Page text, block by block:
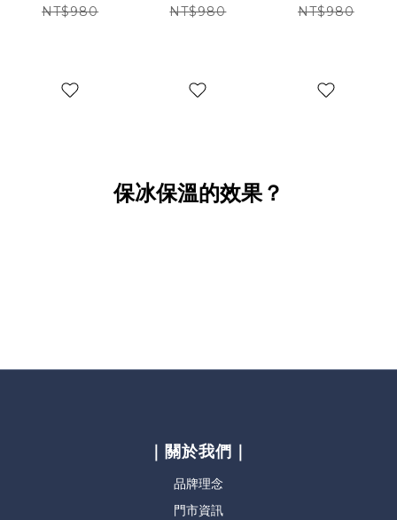
Tumbler
鋼吸管)
NT$980
Tumbler
鏽鋼吸管)
NT$980
Tumbler
吸管)
NT$980
保冰保溫的效果？
｜關於我們｜
品牌理念
門市資訊